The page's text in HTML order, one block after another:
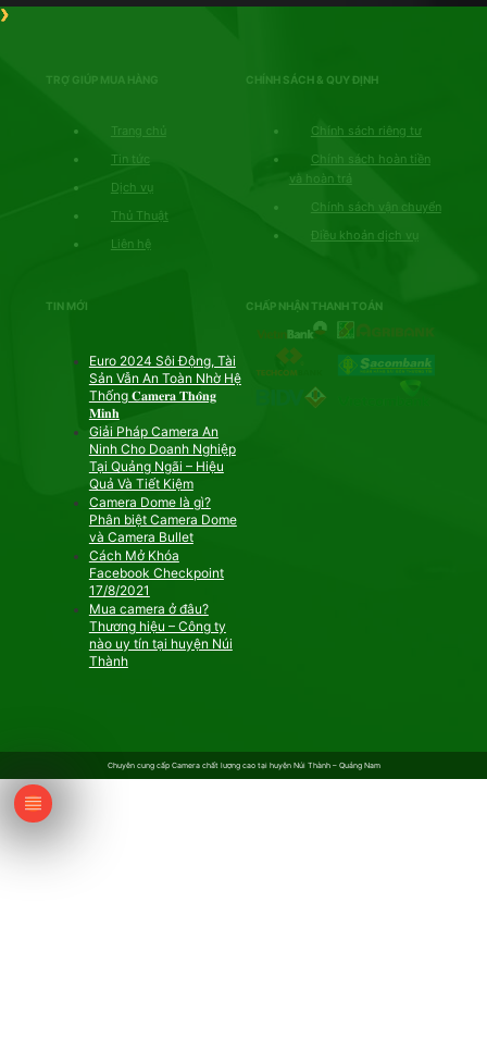
TRỢ GIÚP MUA HÀNG
Trang chủ
Tin tức
Dịch vụ
Thủ Thuật
Liên hệ
CHÍNH SÁCH & QUY ĐỊNH
Chính sách riêng tư
Chính sách hoàn tiền
và hoàn trả
Chính sách vận chuyển
Điều khoản dịch vụ
TIN MỚI
Euro 2024 Sôi Động, Tài
Sản Vẫn An Toàn Nhờ Hệ
Thống 𝐂𝐚𝐦𝐞𝐫𝐚 𝐓𝐡𝐨̂𝐧𝐠
𝐌𝐢𝐧𝐡
Giải Pháp Camera An
Ninh Cho Doanh Nghiệp
Tại Quảng Ngãi – Hiệu
Quả Và Tiết Kiệm
Camera Dome là gì?
Phân biệt Camera Dome
và Camera Bullet
Cách Mở Khóa
Facebook Checkpoint
17/8/2021
Mua camera ở đâu?
Thương hiệu – Công ty
nào uy tín tại huyện Núi
Thành
CHẤP NHẬN THANH TOÁN
Chuyên cung cấp Camera chất lượng cao tại huyện Núi Thành – Quảng Nam